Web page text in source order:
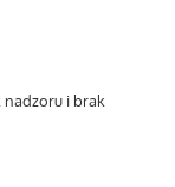
nadzoru i brak